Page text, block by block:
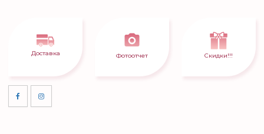
Доставка Фотоотчет Скидки!!!